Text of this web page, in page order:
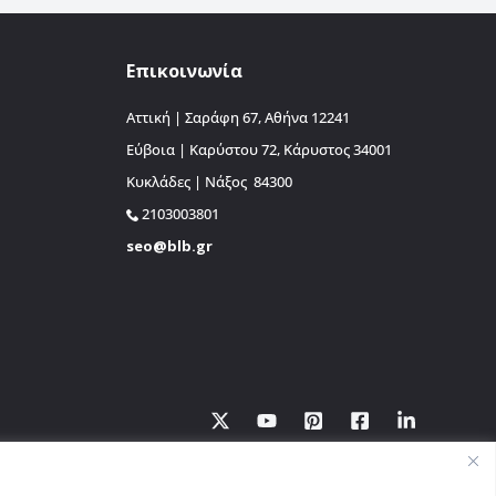
Επικοινωνία
Αττική | Σαράφη 67, Αθήνα 12241
Εύβοια | Καρύστου 72, Κάρυστος 34001
Κυκλάδες | Νάξος 84300
2103003801
seo@blb.gr